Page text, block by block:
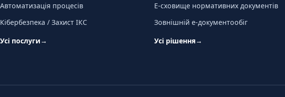
Автоматизація процесів
Кібербезпека / Захист ІКС
Усі послуги→
Е-сховище нормативних документів
Зовнішній е-документообіг
Усі рішення→